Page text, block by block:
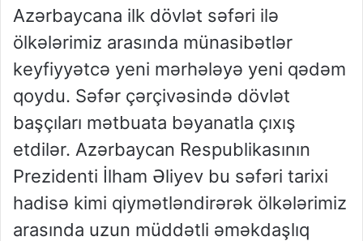
Azərbaycana ilk dövlət səfəri ilə
ölkələrimiz arasında münasibətlər
keyfiyyətcə yeni mərhələyə yeni qədəm
qoydu. Səfər çərçivəsində dövlət
başçıları mətbuata bəyanatla çıxış
etdilər. Azərbaycan Respublikasının
Prezidenti İlham Əliyev bu səfəri tarixi
hadisə kimi qiymətləndirərək ölkələrimiz
arasında uzun müddətli əməkdaşlıq